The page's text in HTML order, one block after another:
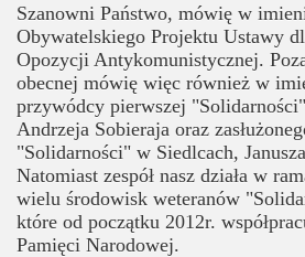
Szanowni Państwo, mówię w
Obywatelskiego Projektu Ustawy
Opozycji Antykomunistycznej.
obecnej mówię więc również w
przywódcy pierwszej
Andrzeja Sobieraja oraz
"Solidarności" w Siedlcach,
Natomiast zespół nasz działa w
wielu środowisk weteranów
które od początku 2012r.
Pamięci Narodowej.